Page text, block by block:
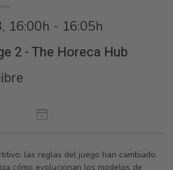
16:00h - 16:05h
2 - The Horeca Hub
las reglas del juego han cambiado.
cómo evolucionan los modelos de